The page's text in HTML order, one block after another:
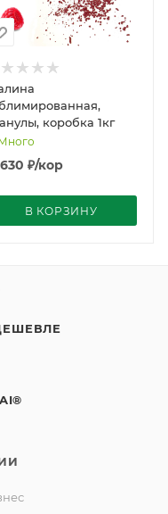
коробка 1кг
₽/кор
В КОРЗИНУ